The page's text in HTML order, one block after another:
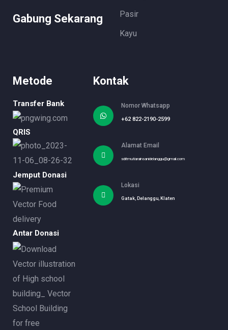
Gabung Sekarang
Pasir
Kayu
Metode
Transfer Bank
QRIS
Jemput Donasi
Antar Donasi
Kontak
Nomor Whatsapp
+62 822-2190-2599
Alamat Email
sditmutiarainsanidelanggu@gmail.com
Lokasi
Gatak, Delanggu, Klaten